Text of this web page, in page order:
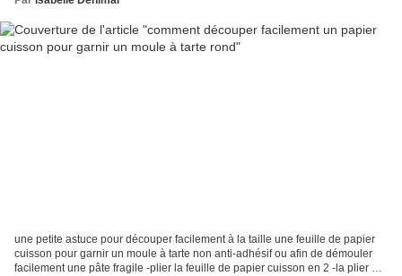
une petite astuce pour découper facilement à la taille une feuille de papier
cuisson pour garnir un moule à tarte non anti-adhésif ou afin de démouler
facilement une pâte fragile -plier la feuille de papier cuisson en 2 -la plier à